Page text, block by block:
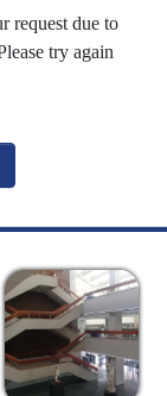
request due to
try again